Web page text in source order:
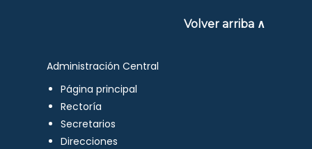
Volver arriba ∧
Administración Central
Página principal
Rectoría
Secretarios
Direcciones